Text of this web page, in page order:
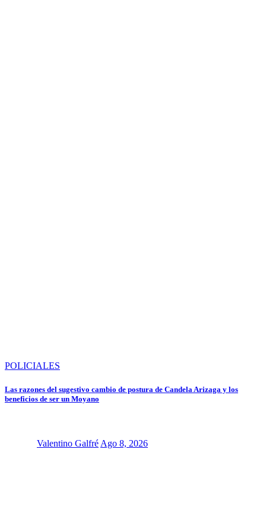
POLICIALES
Las razones del sugestivo cambio de postura de Candela Arizaga y los
beneficios de ser un Moyano
Valentino Galfré Ago 8, 2026